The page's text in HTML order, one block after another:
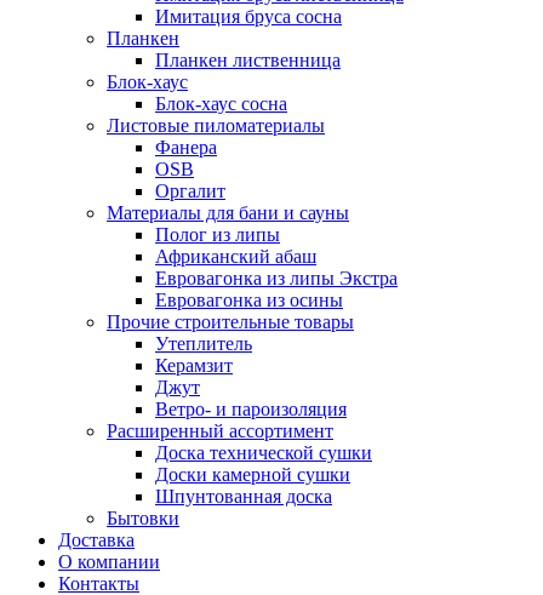
Имитация бруса сосна
Планкен
Планкен лиственница
Блок-хаус
Блок-хаус сосна
Листовые пиломатериалы
Фанера
OSB
Оргалит
Материалы для бани и сауны
Полог из липы
Африканский абаш
Евровагонка из липы Экстра
Евровагонка из осины
Прочие строительные товары
Утеплитель
Керамзит
Джут
Ветро- и пароизоляция
Расширенный ассортимент
Доска технической сушки
Доски камерной сушки
Шпунтованная доска
Бытовки
Доставка
О компании
Контакты